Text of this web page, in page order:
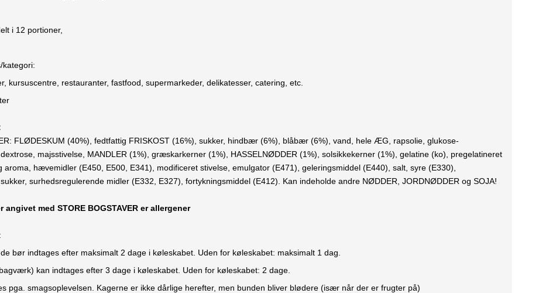
i 12 portioner,
kategori:
kursuscentre, restauranter, fastfood, supermarkeder, delikatesser, catering, etc.
FLØDESKUM (40%), fedtfattig FRISKOST (16%), sukker, hindbær (6%), blåbær (6%), vand, hele ÆG, rapsolie, glukose-
majsstivelse, MANDLER (1%), græskarkerner (1%), HASSELNØDDER (1%), solsikkekerner (1%), gelatine (ko), pregelatineret
aroma, hævemidler (E450, E500, E341), modificeret stivelse, emulgator (E471), geleringsmiddel (E440), salt, syre (E330),
surhedsregulerende midler (E332, E327), fortykningsmiddel (E412). Kan indeholde andre NØDDER, JORDNØDDER og SOJA!
angivet med STORE BOGSTAVER er allergener
:
bør indtages efter maksimalt 2 dage i køleskabet. Uden for køleskabet: maksimalt 1 dag.
kan indtages efter 3 dage i køleskabet. Uden for køleskabet: 2 dage.
pga. smagsoplevelsen. Kagerne er ikke dårlige herefter, men bunden bliver blødere (især når der er frugter på)